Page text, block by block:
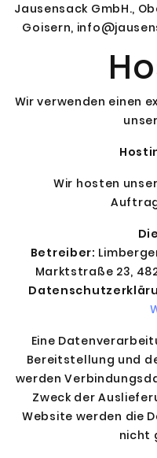
Jausensack GmbH.,
Goisern,
Wir verwenden einen
Wir hosten
Betreiber:
Marktstraße 23,
Eine
Bereitstellung und
werden
Zweck der
Website werden die
nicht